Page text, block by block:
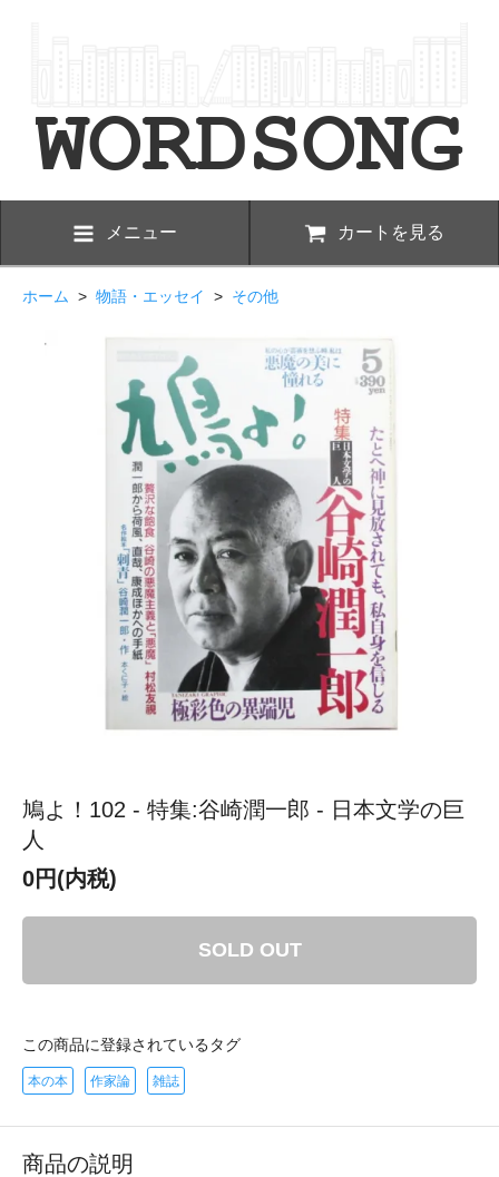
メニュー カートを見る
ホーム > 物語・エッセイ > その他
鳩よ！102 - 特集:谷崎潤一郎 - 日本文学の巨
人
0円(内税)
SOLD OUT
この商品に登録されているタグ
本の本 作家論 雑誌
商品の説明